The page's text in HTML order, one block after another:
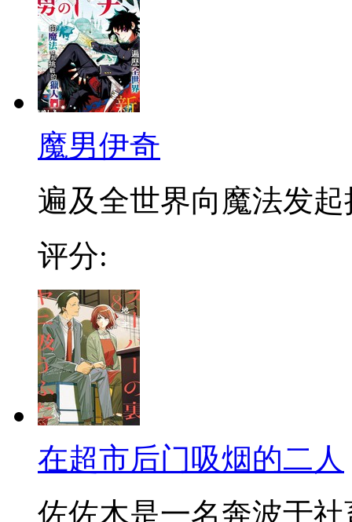
魔男伊奇
遍及全世界向魔法发起
评分:
在超市后门吸烟的二人
佐佐木是一名奔波于社